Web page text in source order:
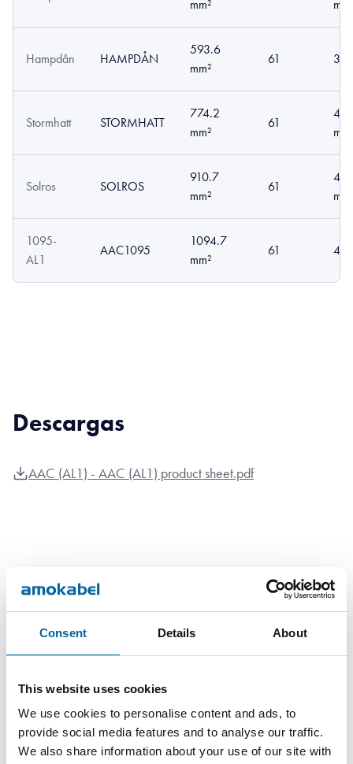
Consent Details About
This website uses cookies
We use cookies to personalise content and ads, to
provide social media features and to analyse our traffic.
We also share information about your use of our site with
mm²
mm
Hampdån HAMPDÅN
593.6
mm²
61
Stormhatt STORMHATT
774.2
mm²
61
mm
Solros SOLROS
910.7
mm²
61
mm
1095-
AL1
AAC1095
1094.7
mm²
61
Descargas
AAC (AL1) - AAC (AL1) product sheet.pdf
Contacta con nuestros
especialistas